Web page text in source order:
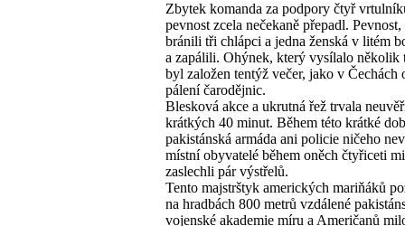
Zbytek komanda za podpory čtyř
pevnost zcela nečekaně přepadl.
bránili tři chlápci a jedna ženská v litém
a zapálili. Ohýnek, který vysílalo několik
byl založen tentýž večer, jako v Čechách
pálení čarodějnic.
Blesková akce a ukrutná řež trvala
krátkých 40 minut. Během této krátké
pakistánská armáda ani policie ničeho
místní obyvatelé během oněch čtyřiceti
zaslechli pár výstřelů.
Tento majstrštyk amerických mariňáků
na hradbách 800 metrů vzdálené
vojenské akademie míru a Američanů